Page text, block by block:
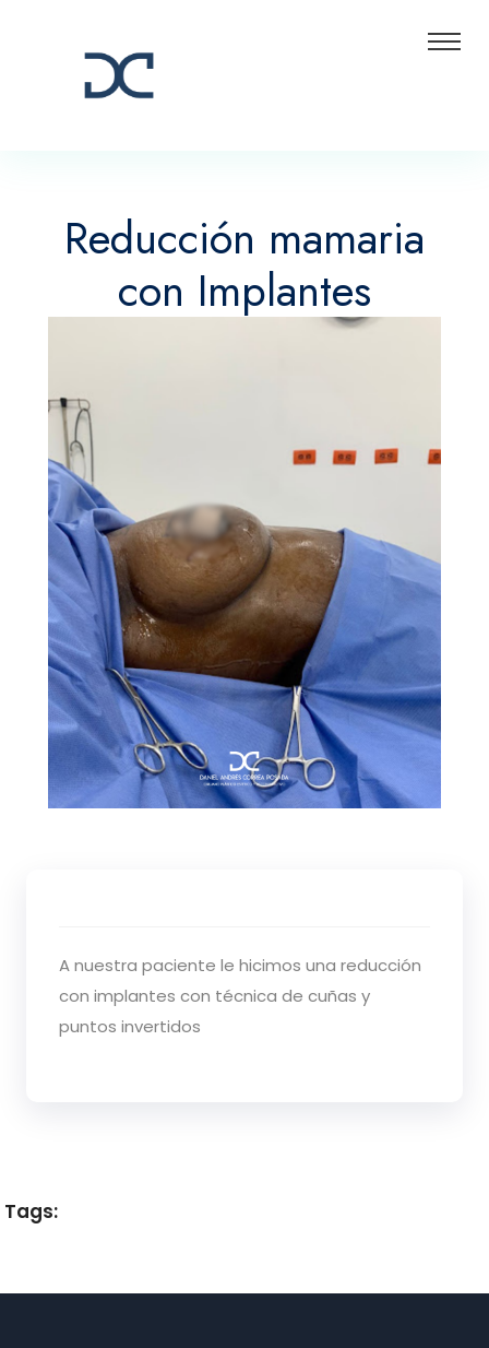
Reducción mamaria
con Implantes
A nuestra paciente le hicimos una reducción
con implantes con técnica de cuñas y
puntos invertidos
Tags: